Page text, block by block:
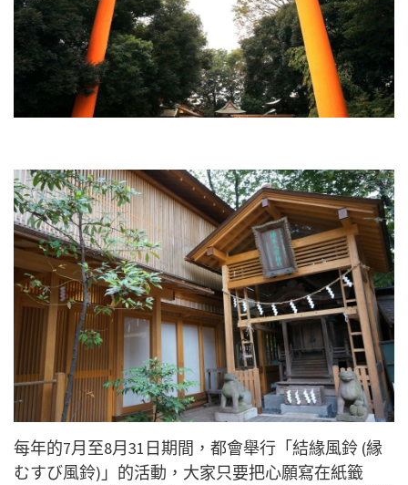
每年的7月至8月31日期間，都會舉行「結緣風鈴 (縁
むすび風鈴)」的活動，大家只要把心願寫在紙籤